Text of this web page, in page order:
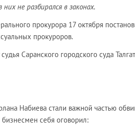
не разбирался в законах.
прокурора 17 октября
прокуроров.
Саранского городского суда
Набиева стали важной частью
себя оговорил: